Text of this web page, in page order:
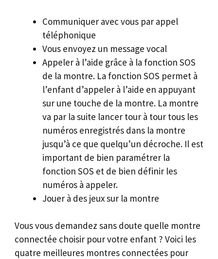
Communiquer avec vous par appel
téléphonique
Vous envoyez un message vocal
Appeler à l’aide grâce à la fonction SOS
de la montre. La fonction SOS permet à
l’enfant d’appeler à l’aide en appuyant
sur une touche de la montre. La montre
va par la suite lancer tour à tour tous les
numéros enregistrés dans la montre
jusqu’à ce que quelqu’un décroche. Il est
important de bien paramétrer la
fonction SOS et de bien définir les
numéros à appeler.
Jouer à des jeux sur la montre
Vous vous demandez sans doute quelle montre
connectée choisir pour votre enfant ? Voici les
quatre meilleures montres connectées pour